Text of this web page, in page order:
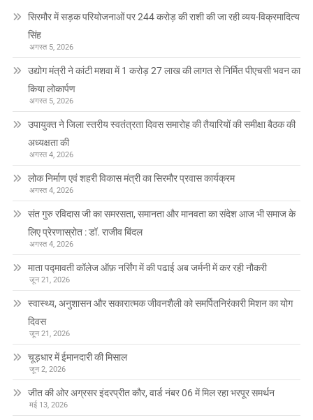
सिरमौर में सड़क परियोजनाओं पर 244 करोड़ की राशी की जा रही व्यय-विक्रमादित्य
सिंह
अगस्त 5, 2026
उद्योग मंत्री ने कांटी मशवा में 1 करोड़ 27 लाख की लागत से निर्मित पीएचसी भवन का
किया लोकार्पण
अगस्त 5, 2026
उपायुक्त ने जिला स्तरीय स्वतंत्रता दिवस समारोह की तैयारियों की समीक्षा बैठक की
अध्यक्षता की
अगस्त 4, 2026
लोक निर्माण एवं शहरी विकास मंत्री का सिरमौर प्रवास कार्यक्रम
अगस्त 4, 2026
संत गुरु रविदास जी का समरसता, समानता और मानवता का संदेश आज भी समाज के
लिए प्रेरणास्रोत : डॉ. राजीव बिंदल
अगस्त 4, 2026
माता पद्मावती कॉलेज ऑफ़ नर्सिंग में की पढाई अब जर्मनी में कर रही नौकरी
जून 21, 2026
स्वास्थ्य, अनुशासन और सकारात्मक जीवनशैली को समर्पितनिरंकारी मिशन का योग
दिवस
जून 21, 2026
चूड़धार में ईमानदारी की मिसाल
जून 2, 2026
जीत की ओर अग्रसर इंदरप्रीत कौर, वार्ड नंबर 06 में मिल रहा भरपूर समर्थन
मई 13, 2026